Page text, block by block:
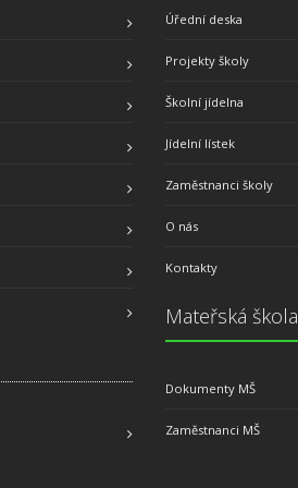
Úřední deska
Projekty školy
Školní jídelna
Jídelní lístek
Zaměstnanci školy
O nás
Kontakty
Mateřská škola
Dokumenty MŠ
Zaměstnanci MŠ